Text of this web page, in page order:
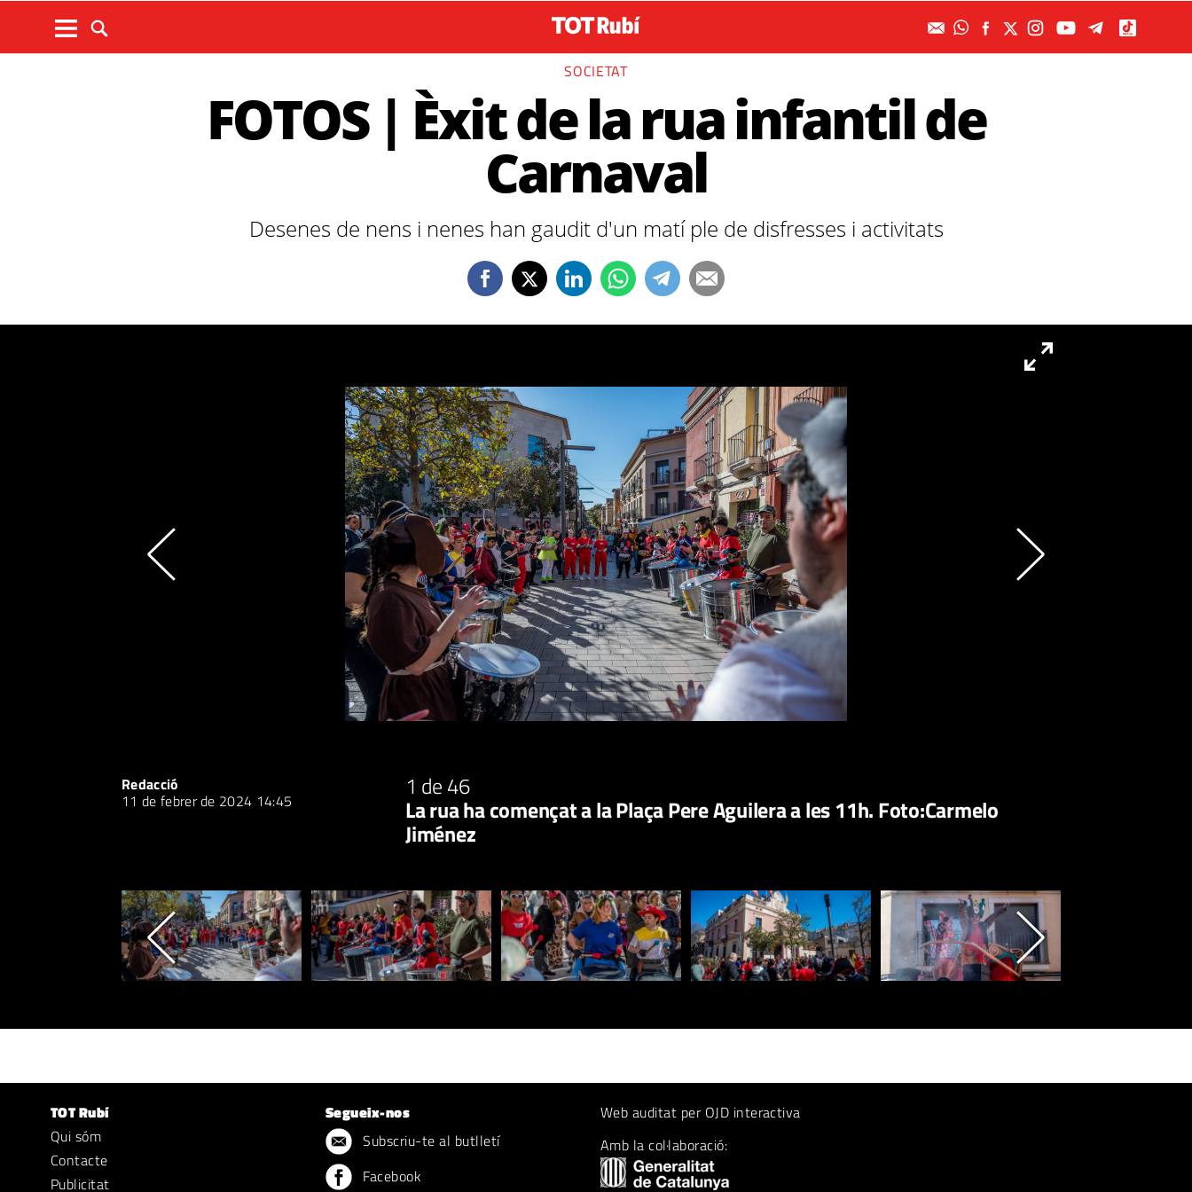
SOCIETAT
FOTOS | Èxit de la rua infantil de
Carnaval
Desenes de nens i nenes han gaudit d'un matí ple de disfresses i activitats
Redacció
11 de febrer de 2024 14:45 1 de 46
La rua ha començat a la Plaça Pere Aguilera a les 11h. Foto:Carmelo
Jiménez
TOT Rubí
Qui sóm
Contacte
Publicitat
Segueix-nos
Subscriu-te al butlletí
Facebook
Web auditat per OJD interactiva
Amb la col·laboració: